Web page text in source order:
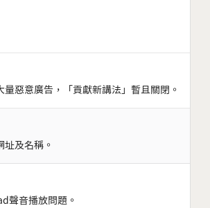
量惡意廣告，「貢獻新講法」暫且關閉。
址及名稱。
聲音播放問題。